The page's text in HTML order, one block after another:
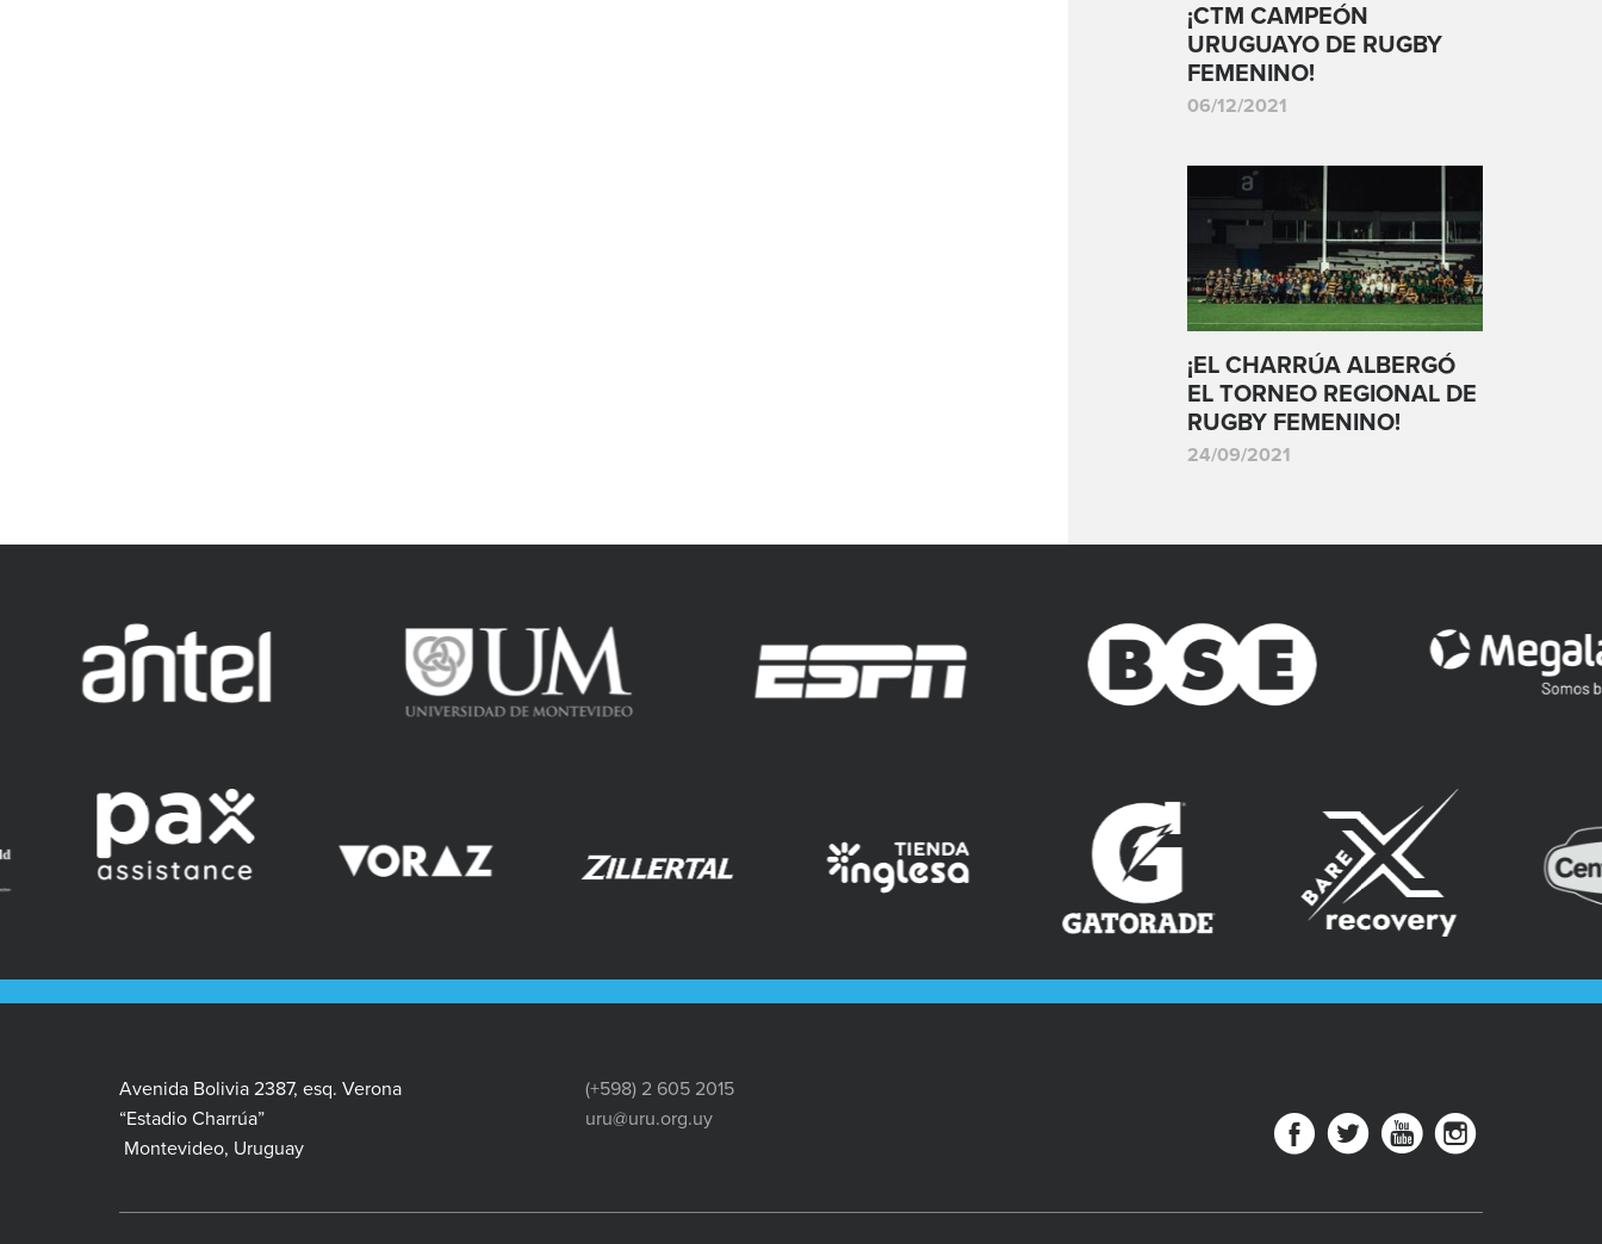
¡CTM CAMPEÓN
URUGUAYO DE RUGBY
FEMENINO!
06/12/2021
¡EL CHARRÚA ALBERGÓ
EL TORNEO REGIONAL DE
RUGBY FEMENINO!
24/09/2021
Avenida Bolivia 2387, esq. Verona
“Estadio Charrúa”
Montevideo, Uruguay
(+598) 2 605 2015
uru@uru.org.uy